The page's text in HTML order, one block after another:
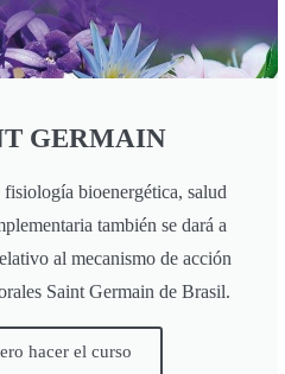
GERMAIN
fisiología bioenergética, salud
también se dará a
al mecanismo de acción
Saint Germain de Brasil.
hacer el curso